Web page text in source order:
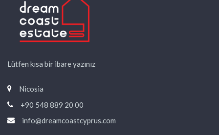
Lütfen kısa bir ibare yazınız
Nicosia
+90 548 889 20 00
info@dreamcoastcyprus.com